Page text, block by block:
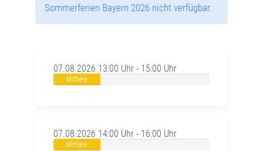
Sommerferien Bayern 2026 nicht verfügbar.
07.08.2026 13:00 Uhr - 15:00 Uhr
Mittlere
07.08.2026 14:00 Uhr - 16:00 Uhr
Mittlere